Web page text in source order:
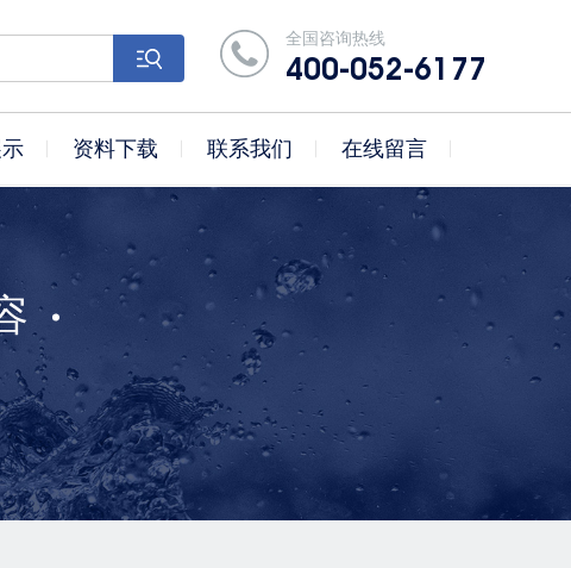
全国咨询热线
400-052-6177
资料下载 联系我们 在线留言